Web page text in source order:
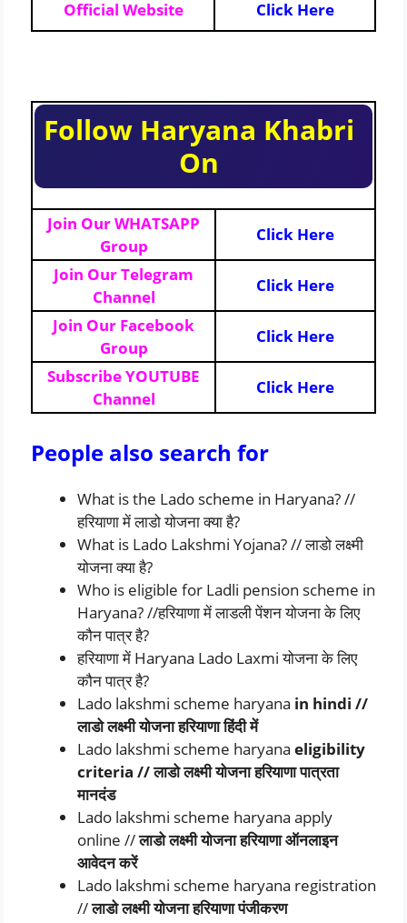
Official Website Click Here
Follow Haryana Khabri
On
Join Our WHATSAPP
Group
Click Here
Join Our Telegram
Channel
Click Here
Join Our Facebook
Group
Click Here
Subscribe YOUTUBE
Channel
Click Here
People also search for
What is the Lado scheme in Haryana? //
हरियाणा में लाडो योजना क्या है?
What is Lado Lakshmi Yojana? // लाडो लक्ष्मी
योजना क्या है?
Who is eligible for Ladli pension scheme in
Haryana? //हरियाणा में लाडली पेंशन योजना के लिए
कौन पात्र है?
हरियाणा में Haryana Lado Laxmi योजना के लिए
कौन पात्र है?
Lado lakshmi scheme haryana in hindi //
लाडो लक्ष्मी योजना हरियाणा हिंदी में
Lado lakshmi scheme haryana eligibility
criteria // लाडो लक्ष्मी योजना हरियाणा पात्रता
मानदंड
Lado lakshmi scheme haryana apply
online //लाडो लक्ष्मी योजना हरियाणा ऑनलाइन
आवेदन करें
Lado lakshmi scheme haryana registration
//लाडो लक्ष्मी योजना हरियाणा पंजीकरण